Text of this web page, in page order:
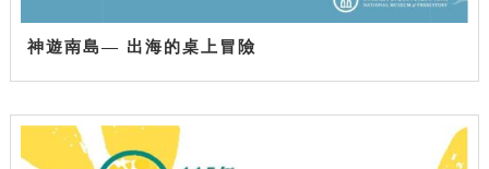
神遊南島— 出海的桌上冒險